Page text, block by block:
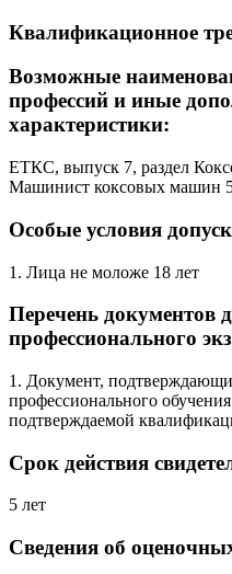
Квалификационное
Возможные
профессий и иные
характеристики:
ЕТКС, выпуск 7, раздел
Машинист коксовых машин
Особые условия
1. Лица не моложе 18 лет
Перечень документов
профессионального
1. Документ,
профессионального
подтверждаемой
Срок действия
5 лет
Сведения об